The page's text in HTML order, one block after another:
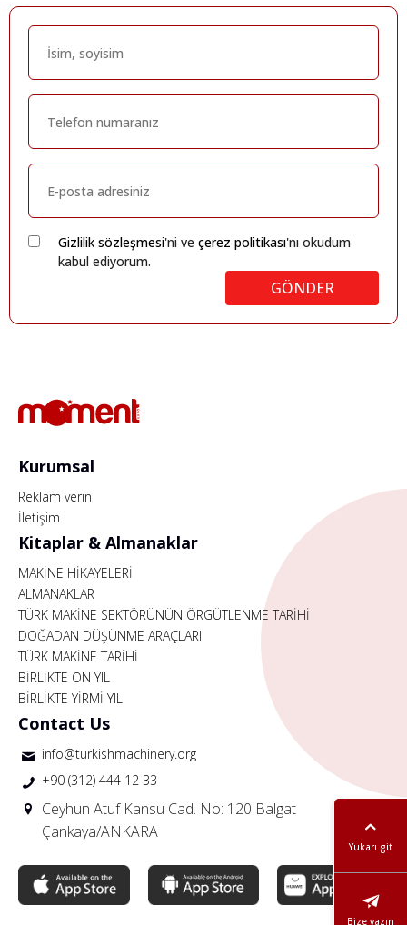
Gizlilik sözleşmesi'ni ve çerez politikası'nı okudum
kabul ediyorum.
GÖNDER
Yukarı git
Bize yazın
Kurumsal
Reklam verin
İletişim
Kitaplar & Almanaklar
MAKİNE HİKAYELERİ
ALMANAKLAR
TÜRK MAKİNE SEKTÖRÜNÜN ÖRGÜTLENME TARİHİ
DOĞADAN DÜŞÜNME ARAÇLARI
TÜRK MAKİNE TARİHİ
BİRLİKTE ON YIL
BİRLİKTE YİRMİ YIL
Contact Us
info@turkishmachinery.org
+90 (312) 444 12 33
Ceyhun Atuf Kansu Cad. No: 120 Balgat
Çankaya/ANKARA